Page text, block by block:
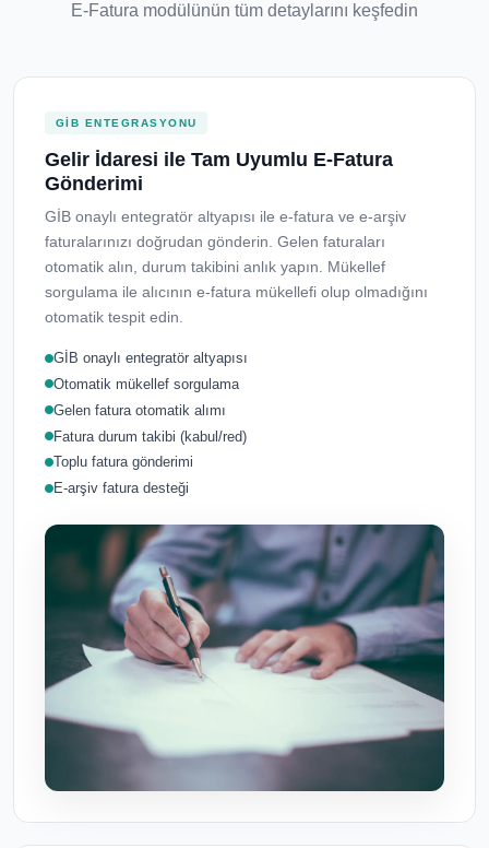
E-Fatura modülünün tüm detaylarını keşfedin
GİB ENTEGRASYONU
Gelir İdaresi ile Tam Uyumlu E-Fatura
Gönderimi
GİB onaylı entegratör altyapısı ile e-fatura ve e-arşiv
faturalarınızı doğrudan gönderin. Gelen faturaları
otomatik alın, durum takibini anlık yapın. Mükellef
sorgulama ile alıcının e-fatura mükellefi olup olmadığını
otomatik tespit edin.
GİB onaylı entegratör altyapısı
Otomatik mükellef sorgulama
Gelen fatura otomatik alımı
Fatura durum takibi (kabul/red)
Toplu fatura gönderimi
E-arşiv fatura desteği